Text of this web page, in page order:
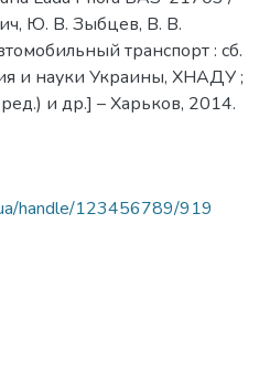
Ю. В. Зыбцев, В. В.
транспорт : сб.
и науки Украины, ХНАДУ ;
и др.] – Харьков, 2014.
handle/123456789/919